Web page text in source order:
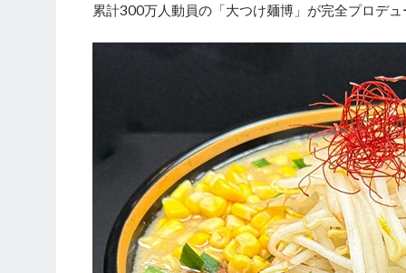
累計300万人動員の「大つけ麺博」が完全プロデュ